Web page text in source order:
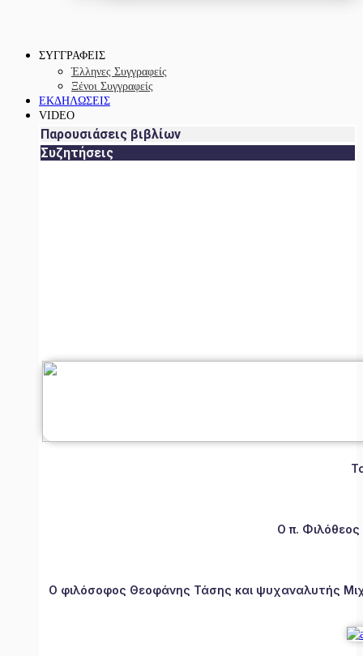
ΣΥΓΓΡΑΦΕΙΣ
Έλληνες Συγγραφείς
Ξένοι Συγγραφείς
ΕΚΔΗΛΩΣΕΙΣ
VIDEO
Παρουσιάσεις βιβλίων
Συζητήσεις
Ο π.
Ο φιλόσοφος Θεοφάνης Τάσης και ψυχαναλυτής